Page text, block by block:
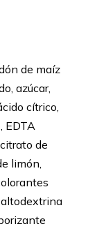
de maíz
azúcar,
cítrico,
EDTA
de
limón,